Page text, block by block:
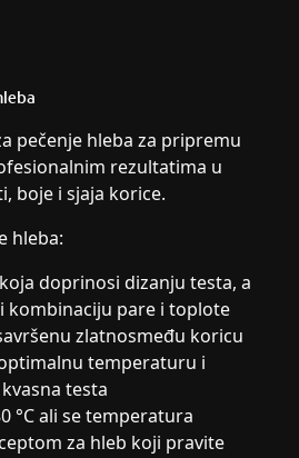
pečenje hleba za pripremu
rezultatima u
boje i sjaja korice.
hleba:
doprinosi dizanju testa, a
kombinaciju pare i toplote
zlatnosmeđu koricu
temperaturu i
testa
°C ali se temperatura
za hleb koji pravite